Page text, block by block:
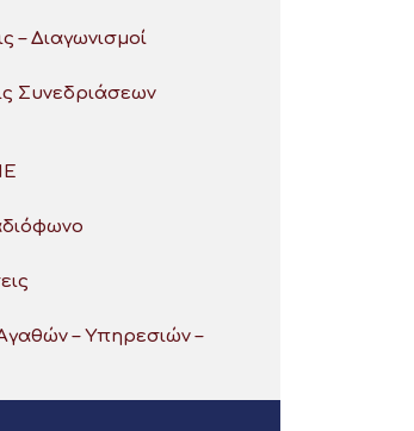
– Διαγωνισμοί
Συνεδριάσεων
– Υπηρεσιών –